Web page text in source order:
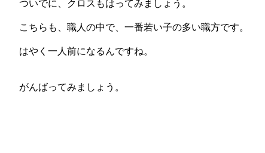
ついでに、クロスもはってみましょう。
こちらも、職人の中で、一番若い子の多い職方です。
はやく一人前になるんですね。
がんばってみましょう。